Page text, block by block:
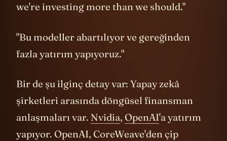
we're investing more than we should."
"Bu modeller abartılıyor ve gereğinden
fazla yatırım yapıyoruz."
Bir de şu ilginç detay var: Yapay zekâ
şirketleri arasında döngüsel finansman
anlaşmaları var. Nvidia, OpenAI'a yatırım
yapıyor. OpenAI, CoreWeave'den çip